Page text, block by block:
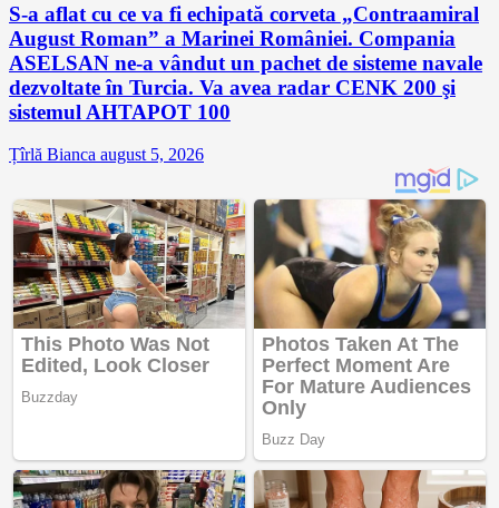
S-a aflat cu ce va fi echipată corveta „Contraamiral
August Roman” a Marinei României. Compania
ASELSAN ne-a vândut un pachet de sisteme navale
dezvoltate în Turcia. Va avea radar CENK 200 şi
sistemul AHTAPOT 100
Țîrlă Bianca august 5, 2026